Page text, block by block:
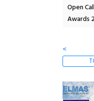
Open
Awards
<